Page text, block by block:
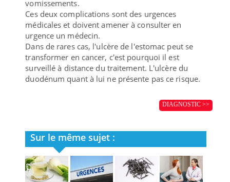
vomissements.
Ces deux complications sont des urgences
médicales et doivent amener à consulter en
urgence un médecin.
Dans de rares cas, l'ulcère de l'estomac peut se
transformer en cancer, c'est pourquoi il est
surveillé à distance du traitement. L'ulcère du
duodénum quant à lui ne présente pas ce risque.
DIAGNOSTIC >>
Sur le même sujet :